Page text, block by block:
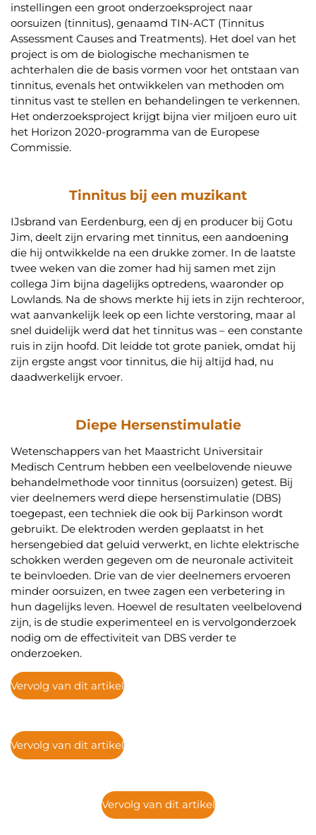
instellingen een groot onderzoeksproject naar
oorsuizen (tinnitus), genaamd TIN-ACT (Tinnitus
Assessment Causes and Treatments). Het doel van het
project is om de biologische mechanismen te
achterhalen die de basis vormen voor het ontstaan van
tinnitus, evenals het ontwikkelen van methoden om
tinnitus vast te stellen en behandelingen te verkennen.
Het onderzoeksproject krijgt bijna vier miljoen euro uit
het Horizon 2020-programma van de Europese
Commissie.
Tinnitus bij een muzikant
IJsbrand van Eerdenburg, een dj en producer bij Gotu
Jim, deelt zijn ervaring met tinnitus, een aandoening
die hij ontwikkelde na een drukke zomer. In de laatste
twee weken van die zomer had hij samen met zijn
collega Jim bijna dagelijks optredens, waaronder op
Lowlands. Na de shows merkte hij iets in zijn rechteroor,
wat aanvankelijk leek op een lichte verstoring, maar al
snel duidelijk werd dat het tinnitus was – een constante
ruis in zijn hoofd. Dit leidde tot grote paniek, omdat hij
zijn ergste angst voor tinnitus, die hij altijd had, nu
daadwerkelijk ervoer.
Diepe Hersenstimulatie
Wetenschappers van het Maastricht Universitair
Medisch Centrum hebben een veelbelovende nieuwe
behandelmethode voor tinnitus (oorsuizen) getest. Bij
vier deelnemers werd diepe hersenstimulatie (DBS)
toegepast, een techniek die ook bij Parkinson wordt
gebruikt. De elektroden werden geplaatst in het
hersengebied dat geluid verwerkt, en lichte elektrische
schokken werden gegeven om de neuronale activiteit
te beïnvloeden. Drie van de vier deelnemers ervoeren
minder oorsuizen, en twee zagen een verbetering in
hun dagelijks leven. Hoewel de resultaten veelbelovend
zijn, is de studie experimenteel en is vervolgonderzoek
nodig om de effectiviteit van DBS verder te
onderzoeken.
Vervolg van dit artikel
Vervolg van dit artikel
Vervolg van dit artikel